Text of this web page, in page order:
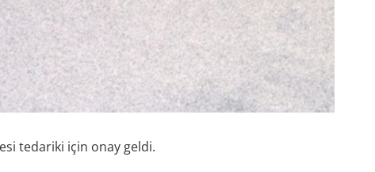
tedariki için onay geldi.